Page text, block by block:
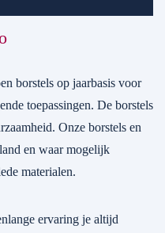
borstels op jaarbasis voor
toepassingen. De borstels
Onze borstels en
en waar mogelijk
materialen.
ervaring je altijd